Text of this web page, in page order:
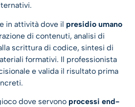
in attività dove il presidio umano
di contenuti, analisi di
scrittura di codice, sintesi di
formativi. Il professionista
e valida il risultato prima
dove servono processi end-